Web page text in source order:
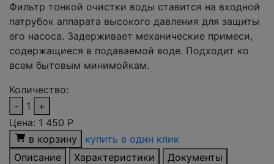
Фильтр тонкой очистки воды ставится на входной
патрубок аппарата высокого давления для защиты
его насоса. Задерживает механические примеси,
содержащиеся в подаваемой воде. Подходит ко
всем бытовым минимойкам.
Количество:
-
1
+
Цена: 1 450 Р
в корзину
купить в один клик
Описание
Характеристики
Документы